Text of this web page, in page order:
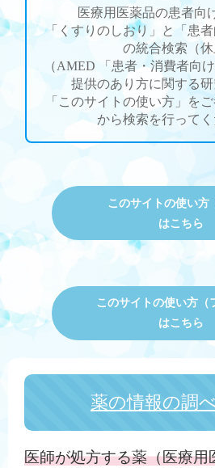
医療用医薬品の患者向
「くすりのしおり」と「患者
の統合検索（休
（AMED 「患者・消費者向
提供のあり方に関する研
「このサイトの使い方」を
から検索を行ってく
このサイトの使い方
はこちら
このサイトの使い方（
はこちら
薬の情報の調
医師が処方する薬（医療用